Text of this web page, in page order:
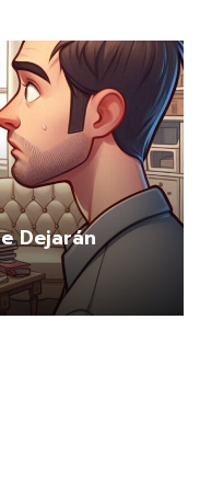
Dejarán